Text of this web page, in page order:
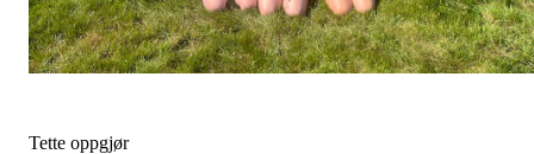
Tette oppgjør